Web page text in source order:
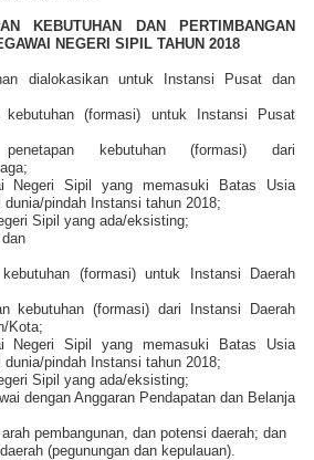
KEBUTUHAN DAN PERTIMBANGAN
NEGERI SIPIL TAHUN 2018
dialokasikan untuk Instansi Pusat dan
kebutuhan (formasi) untuk Instansi Pusat
kebutuhan (formasi) dari
Negeri Sipil yang memasuki Batas Usia
dunia/pindah Instansi tahun 2018;
Sipil yang ada/eksisting;
(formasi) untuk Instansi Daerah
kebutuhan (formasi) dari Instansi Daerah
Kota;
Negeri Sipil yang memasuki Batas Usia
dunia/pindah Instansi tahun 2018;
Sipil yang ada/eksisting;
dengan Anggaran Pendapatan dan Belanja
pembangunan, dan potensi daerah; dan
(pegunungan dan kepulauan).